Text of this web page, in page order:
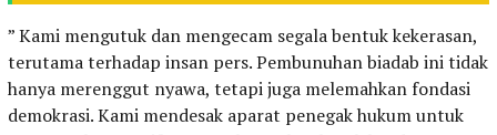
” Kami mengutuk dan mengecam segala bentuk kekerasan,
terutama terhadap insan pers. Pembunuhan biadab ini tidak
hanya merenggut nyawa, tetapi juga melemahkan fondasi
demokrasi. Kami mendesak aparat penegak hukum untuk